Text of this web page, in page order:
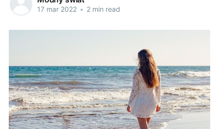
17 mar 2022 • 2 min read